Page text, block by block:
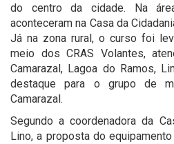
do centro da cidade. Na
aconteceram na Casa da
Já na zona rural, o curso foi
meio dos CRAS Volantes,
Camarazal, Lagoa do Ramos,
destaque para o grupo de
Camarazal.
Segundo a coordenadora da
Lino, a proposta do